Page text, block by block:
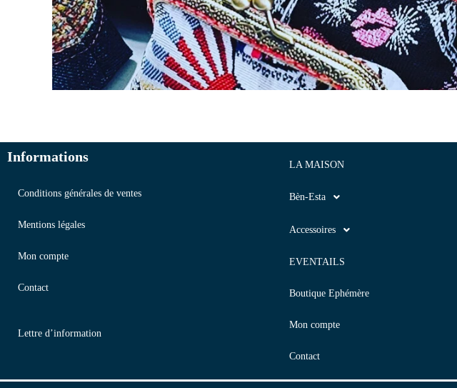
Informations
Conditions générales de ventes
Mentions légales
Mon compte
Contact
Lettre d’information
LA MAISON
Bèn-Esta
Accessoires
EVENTAILS
Boutique Ephémère
Mon compte
Contact